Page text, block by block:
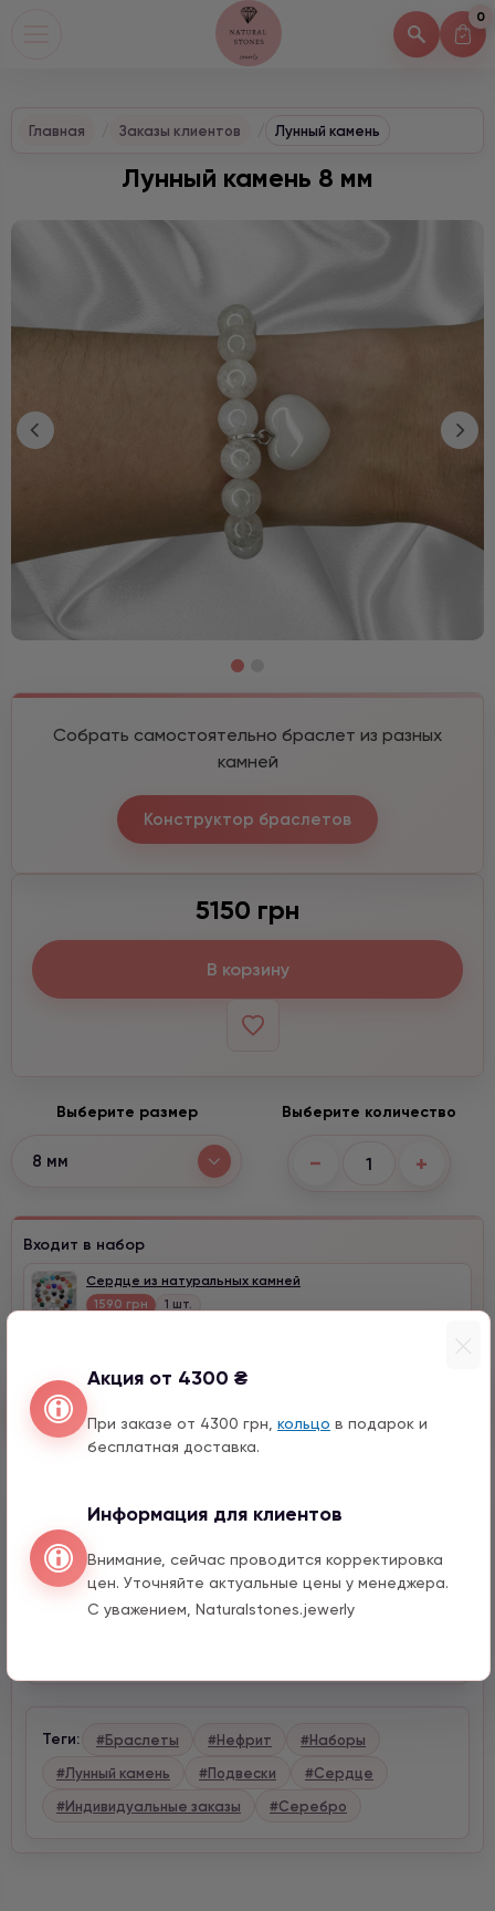
Акция от 4300 ₴
При заказе от 4300 грн, кольцо в подарок и
бесплатная доставка.
Информация для клиентов
Внимание, сейчас проводится корректировка
цен. Уточняйте актуальные цены у менеджера.
С уважением, Naturalstones.jewerly
0
Главная Заказы клиентов Лунный камень
Лунный камень 8 мм
Собрать самостоятельно браслет из разных
камней
Конструктор браслетов
5150 грн
В корзину
Выберите размер
8 мм
Выберите количество
− +
Входит в набор
Сердце из натуральных камней
1590 грн 1 шт.
Описание
Характеристики
Теги: #Браслеты #Нефрит
#Наборы
#Лунный камень
#Подвески
#Сердце
#Индивидуальные заказы
#Серебро